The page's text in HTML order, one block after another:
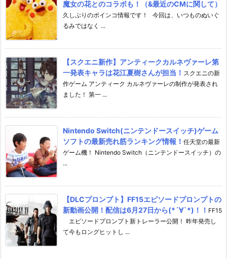
魔女の花とのコラボも！（&最近のCMに関して）
久しぶりのポインコ情報です！ 今回は、いつものぬいぐ
るみではなく ...
【スクエニ新作】アンティークカルネヴァーレ第
一発表キャラは花江夏樹さんが担当！ スクエニの新
作ゲーム アンティーク カルネヴァーレの制作が発表され
ました！ 第一 ...
Nintendo Switch(ニンテンドースイッチ)ゲーム
ソフトの最新売れ筋ランキング情報！ 任天堂の最新
ゲーム機！ Nintendo Switch（ニンテンドースイッチ）の
...
【DLCプロンプト】FF15エピソードプロンプトの
新動画公開！配信は6月27日から(*´∀`*)！！ FF15
エピソードプロンプト新トレーラー公開！ 昨年発売し
て今もロングヒットし ...